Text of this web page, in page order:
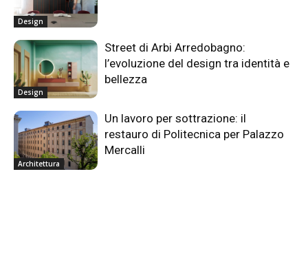
Design
Design
Street di Arbi Arredobagno:
l’evoluzione del design tra identità e
bellezza
Architettura
Un lavoro per sottrazione: il
restauro di Politecnica per Palazzo
Mercalli